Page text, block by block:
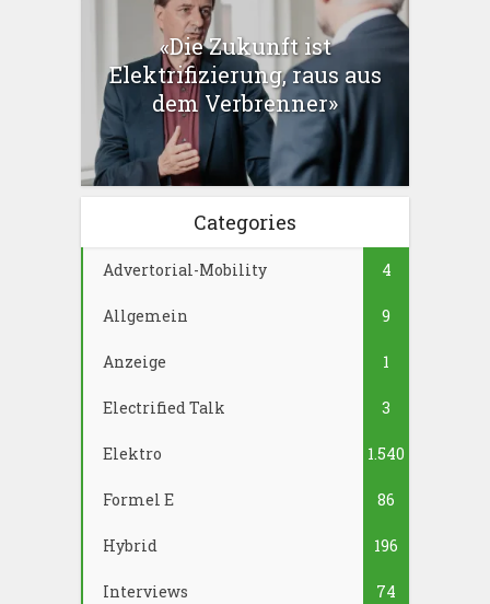
«Die Zukunft ist
Elektrifizierung, raus aus
dem Verbrenner»
Categories
Advertorial-Mobility 4
Allgemein 9
Anzeige 1
Electrified Talk 3
Elektro 1.540
Formel E 86
Hybrid 196
Interviews 74